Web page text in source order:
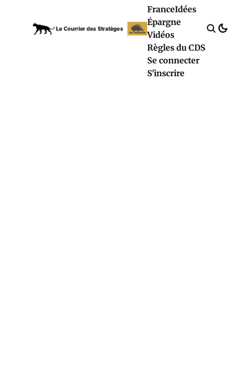
FranceIdées
Épargne
Vidéos
Règles du CDS
Se connecter
S'inscrire